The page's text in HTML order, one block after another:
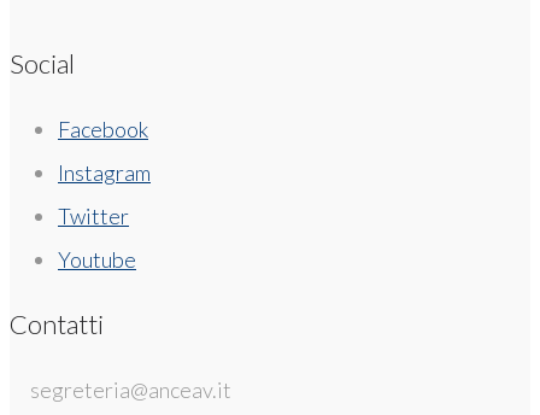
Social
Facebook
Instagram
Twitter
Youtube
Contatti
segreteria@anceav.it